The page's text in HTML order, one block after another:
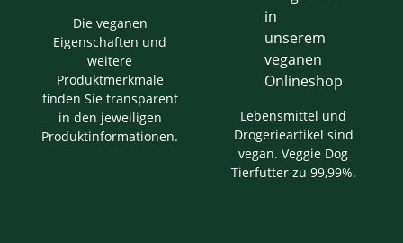
Die veganen
Eigenschaften und
weitere
Produktmerkmale
finden Sie transparent
in den jeweiligen
Produktinformationen.
Lebensmittel und
Drogerieartikel sind
vegan. Veggie Dog
Tierfutter zu 99,99%.